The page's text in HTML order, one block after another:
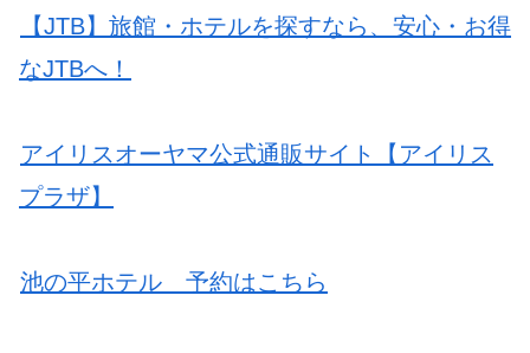
【JTB】旅館・ホテルを探すなら、安心・お得
なJTBへ！
アイリスオーヤマ公式通販サイト【アイリス
プラザ】
池の平ホテル 予約はこちら